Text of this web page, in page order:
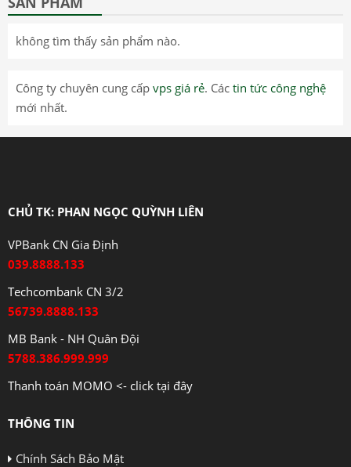
không tìm thấy sản phẩm nào.
Công ty chuyên cung cấp vps giá rẻ. Các tin tức công nghệ
mới nhất.
CHỦ TK: PHAN NGỌC QUỲNH LIÊN
VPBank CN Gia Định
039.8888.133
Techcombank CN 3/2
56739.8888.133
MB Bank - NH Quân Đội
5788.386.999.999
Thanh toán MOMO <- click tại đây
THÔNG TIN
Chính Sách Bảo Mật